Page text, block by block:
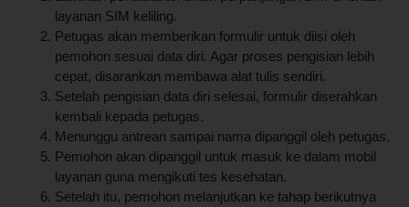
layanan SIM keliling.
Petugas akan memberikan formulir untuk diisi oleh
pemohon sesuai data diri. Agar proses pengisian lebih
cepat, disarankan membawa alat tulis sendiri.
Setelah pengisian data diri selesai, formulir diserahkan
kembali kepada petugas.
Menunggu antrean sampai nama dipanggil oleh petugas.
Pemohon akan dipanggil untuk masuk ke dalam mobil
layanan guna mengikuti tes kesehatan.
Setelah itu, pemohon melanjutkan ke tahap berikutnya